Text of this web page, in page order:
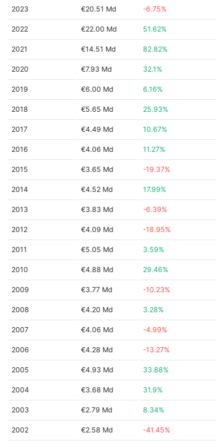
2023 €20.51 Md -6.75%
2022 €22.00 Md 51.62%
2021 €14.51 Md 82.82%
2020 €7.93 Md 32.1%
2019 €6.00 Md 6.16%
2018 €5.65 Md 25.93%
2017 €4.49 Md 10.67%
2016 €4.06 Md 11.27%
2015 €3.65 Md -19.37%
2014 €4.52 Md 17.99%
2013 €3.83 Md -6.39%
2012 €4.09 Md -18.95%
2011 €5.05 Md 3.59%
2010 €4.88 Md 29.46%
2009 €3.77 Md -10.23%
2008 €4.20 Md 3.28%
2007 €4.06 Md -4.99%
2006 €4.28 Md -13.27%
2005 €4.93 Md 33.88%
2004 €3.68 Md 31.9%
2003 €2.79 Md 8.34%
2002 €2.58 Md -41.45%